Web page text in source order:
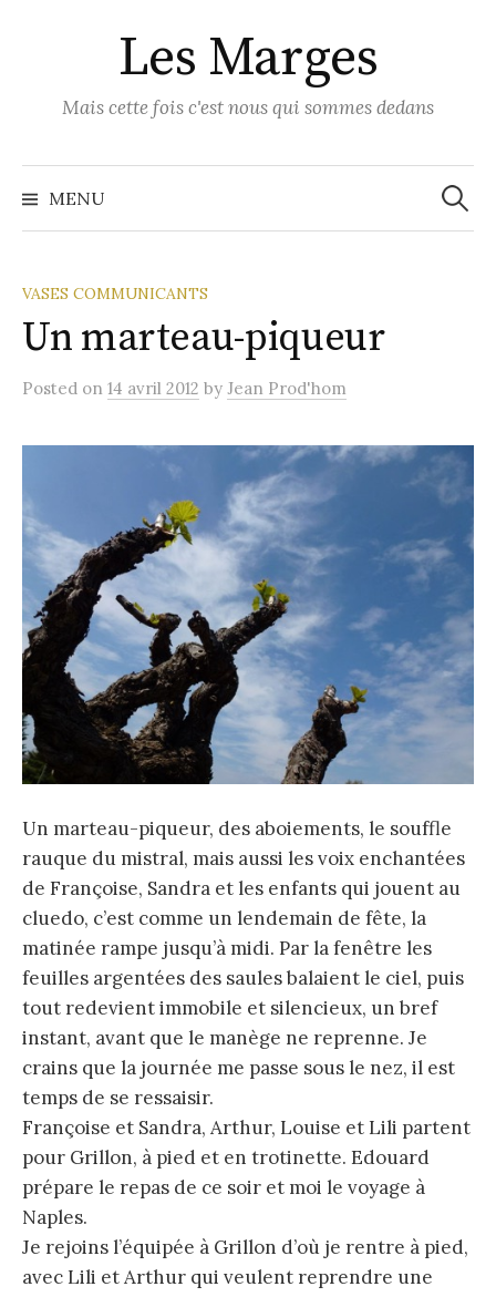
Les Marges
Mais cette fois c'est nous qui sommes dedans
MENU
VASES COMMUNICANTS
Un marteau-piqueur
Posted on 14 avril 2012 by Jean Prod'hom
Un marteau-piqueur, des aboiements, le souffle
rauque du mistral, mais aussi les voix enchantées
de Françoise, Sandra et les enfants qui jouent au
cluedo, c’est comme un lendemain de fête, la
matinée rampe jusqu’à midi. Par la fenêtre les
feuilles argentées des saules balaient le ciel, puis
tout redevient immobile et silencieux, un bref
instant, avant que le manège ne reprenne. Je
crains que la journée me passe sous le nez, il est
temps de se ressaisir.
Françoise et Sandra, Arthur, Louise et Lili partent
pour Grillon, à pied et en trotinette. Edouard
prépare le repas de ce soir et moi le voyage à
Naples.
Je rejoins l’équipée à Grillon d’où je rentre à pied,
avec Lili et Arthur qui veulent reprendre une